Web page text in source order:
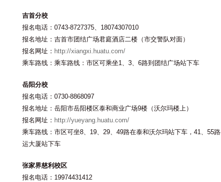
吉首分校
报名电话：0743-8727375、18074307010
报名地址：吉首市团结广场君庭酒店二楼（市交警队对面）
报名网址： http://xiangxi.huatu.com/
乘车路线：乘车路线：市区可乘坐1、3、6路到团结广场站下车
岳阳分校
报名电话：0730-8868097
报名地址：岳阳市岳阳楼区泰和商业广场9楼（沃尔玛楼上）
报名网址： http://yueyang.huatu.com/
乘车路线：市区可坐8、19、29、49路在泰和沃尔玛站下车，41、55
运大厦站下车
张家界慈利校区
报名电话：19974431412